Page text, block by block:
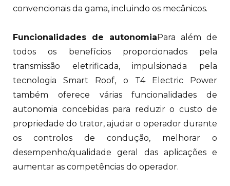
convencionais da gama, incluindo os mecânicos.
Funcionalidades de autonomia Para além de
todos os benefícios proporcionados pela
transmissão eletrificada, impulsionada pela
tecnologia Smart Roof, o T4 Electric Power
também oferece várias funcionalidades de
autonomia concebidas para reduzir o custo de
propriedade do trator, ajudar o operador durante
os controlos de condução, melhorar o
desempenho/qualidade geral das aplicações e
aumentar as competências do operador.